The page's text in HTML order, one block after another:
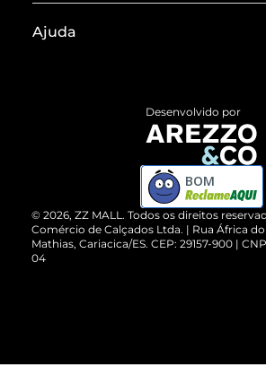
Termos de Uso
ZZ MALL é confiável
Cartão Presente
Vendas Corporativas
Ajuda
Devolução do Produto
Compre pelo WhatsApp
© 2026, ZZ MALL. Todos os direitos
Comércio de Calçados Ltda. | Rua África
Mathias, Cariacica/ES. CEP: 29157-900 |
04
Desenvolvido por
BOM